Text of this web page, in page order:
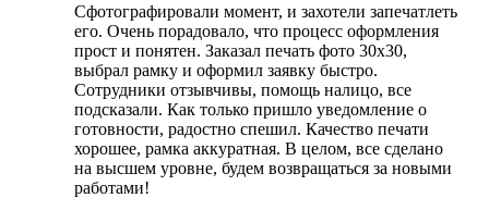
Сфотографировали момент, и захотели запечатлеть
его. Очень порадовало, что процесс оформления
прост и понятен. Заказал печать фото 30х30,
выбрал рамку и оформил заявку быстро.
Сотрудники отзывчивы, помощь налицо, все
подсказали. Как только пришло уведомление о
готовности, радостно спешил. Качество печати
хорошее, рамка аккуратная. В целом, все сделано
на высшем уровне, будем возвращаться за новыми
работами!